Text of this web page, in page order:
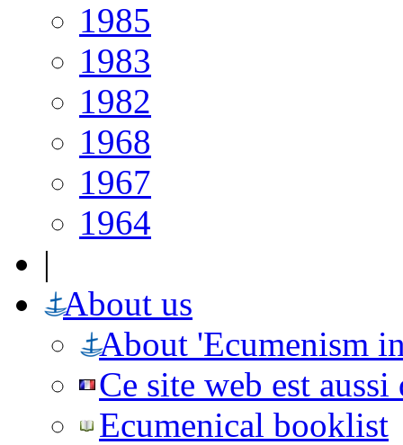
1985
1983
1982
1968
1967
1964
|
About us
About 'Ecumenism
Ce site web est
Ecumenical booklist